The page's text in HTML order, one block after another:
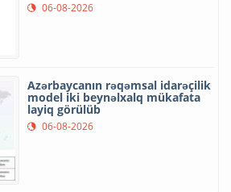
06-08-2026
Azərbaycanın rəqəmsal idarəçilik
model iki beynəlxalq mükafata
layiq görülüb
06-08-2026